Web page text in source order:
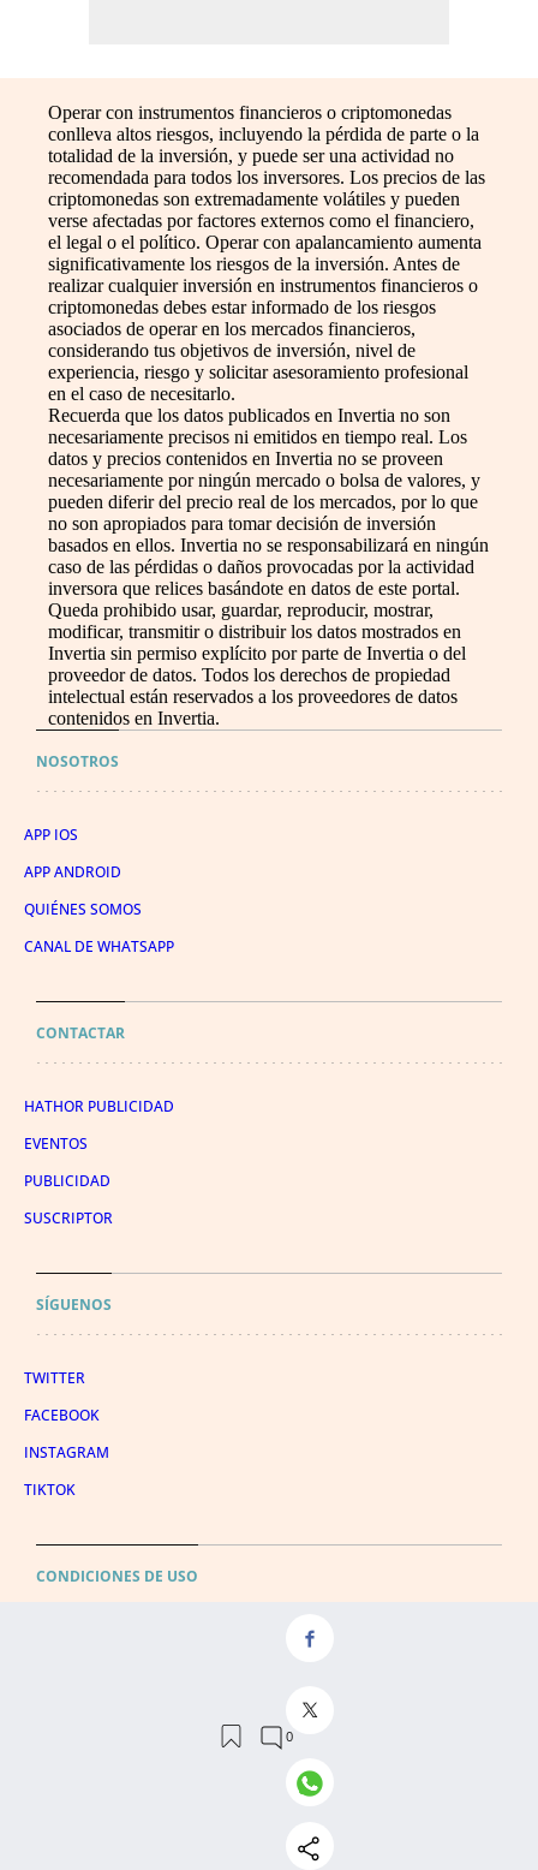
Operar con instrumentos financieros o criptomonedas
conlleva altos riesgos, incluyendo la pérdida de parte o la
totalidad de la inversión, y puede ser una actividad no
recomendada para todos los inversores. Los precios de las
criptomonedas son extremadamente volátiles y pueden
verse afectadas por factores externos como el financiero,
el legal o el político. Operar con apalancamiento aumenta
significativamente los riesgos de la inversión. Antes de
realizar cualquier inversión en instrumentos financieros o
criptomonedas debes estar informado de los riesgos
asociados de operar en los mercados financieros,
considerando tus objetivos de inversión, nivel de
experiencia, riesgo y solicitar asesoramiento profesional
en el caso de necesitarlo.
Recuerda que los datos publicados en Invertia no son
necesariamente precisos ni emitidos en tiempo real. Los
datos y precios contenidos en Invertia no se proveen
necesariamente por ningún mercado o bolsa de valores, y
pueden diferir del precio real de los mercados, por lo que
no son apropiados para tomar decisión de inversión
basados en ellos. Invertia no se responsabilizará en ningún
caso de las pérdidas o daños provocadas por la actividad
inversora que relices basándote en datos de este portal.
Queda prohibido usar, guardar, reproducir, mostrar,
modificar, transmitir o distribuir los datos mostrados en
Invertia sin permiso explícito por parte de Invertia o del
proveedor de datos. Todos los derechos de propiedad
intelectual están reservados a los proveedores de datos
contenidos en Invertia.
NOSOTROS
APP IOS
APP ANDROID
QUIÉNES SOMOS
CANAL DE WHATSAPP
CONTACTAR
HATHOR PUBLICIDAD
EVENTOS
PUBLICIDAD
SUSCRIPTOR
SÍGUENOS
TWITTER
FACEBOOK
INSTAGRAM
TIKTOK
CONDICIONES DE USO